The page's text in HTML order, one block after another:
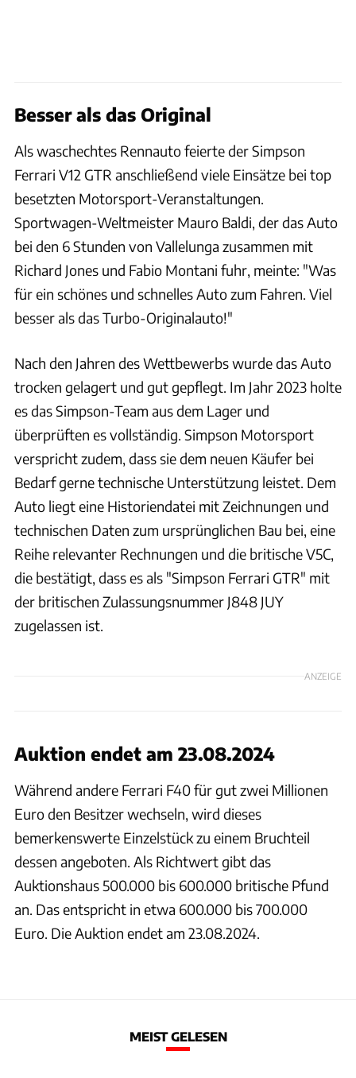
Besser als das Original
Als waschechtes Rennauto feierte der Simpson
Ferrari V12 GTR anschließend viele Einsätze bei top
besetzten Motorsport-Veranstaltungen.
Sportwagen-Weltmeister Mauro Baldi, der das Auto
bei den 6 Stunden von Vallelunga zusammen mit
Richard Jones und Fabio Montani fuhr, meinte: "Was
für ein schönes und schnelles Auto zum Fahren. Viel
besser als das Turbo-Originalauto!"
Nach den Jahren des Wettbewerbs wurde das Auto
trocken gelagert und gut gepflegt. Im Jahr 2023 holte
es das Simpson-Team aus dem Lager und
überprüften es vollständig. Simpson Motorsport
verspricht zudem, dass sie dem neuen Käufer bei
Bedarf gerne technische Unterstützung leistet. Dem
Auto liegt eine Historiendatei mit Zeichnungen und
technischen Daten zum ursprünglichen Bau bei, eine
Reihe relevanter Rechnungen und die britische V5C,
die bestätigt, dass es als "Simpson Ferrari GTR" mit
der britischen Zulassungsnummer J848 JUY
zugelassen ist.
ANZEIGE
Auktion endet am 23.08.2024
Während andere Ferrari F40 für gut zwei Millionen
Euro den Besitzer wechseln, wird dieses
bemerkenswerte Einzelstück zu einem Bruchteil
dessen angeboten. Als Richtwert gibt das
Auktionshaus 500.000 bis 600.000 britische Pfund
an. Das entspricht in etwa 600.000 bis 700.000
Euro. Die Auktion endet am 23.08.2024.
MEIST GELESEN